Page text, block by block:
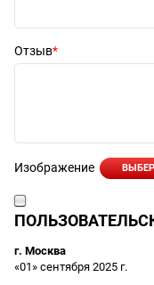
Отзыв
Изображение
г. Москва
«01» сентября 2025 г.